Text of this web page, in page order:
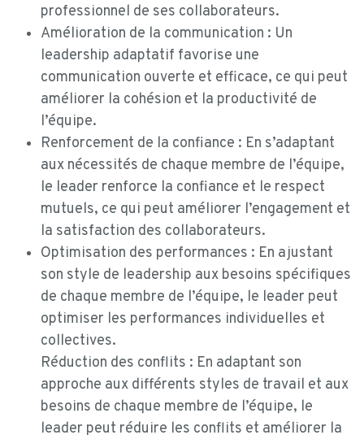
professionnel de ses collaborateurs.
Amélioration de la communication : Un
leadership adaptatif favorise une
communication ouverte et efficace, ce qui peut
améliorer la cohésion et la productivité de
l’équipe.
Renforcement de la confiance : En s’adaptant
aux nécessités de chaque membre de l’équipe,
le leader renforce la confiance et le respect
mutuels, ce qui peut améliorer l’engagement et
la satisfaction des collaborateurs.
Optimisation des performances : En ajustant
son style de leadership aux besoins spécifiques
de chaque membre de l’équipe, le leader peut
optimiser les performances individuelles et
collectives.
Réduction des conflits : En adaptant son
approche aux différents styles de travail et aux
besoins de chaque membre de l’équipe, le
leader peut réduire les conflits et améliorer la